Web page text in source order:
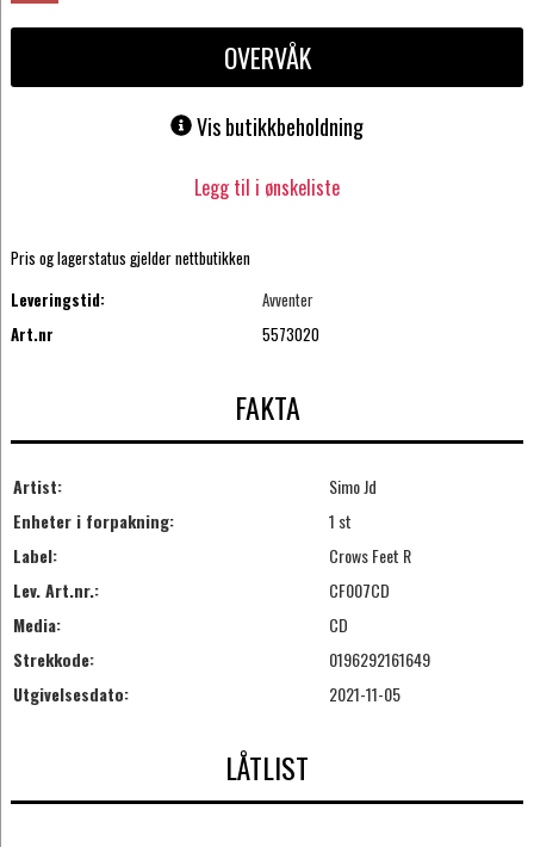
OVERVÅK
Vis butikkbeholdning
Legg til i ønskeliste
Pris og lagerstatus gjelder nettbutikken
Leveringstid:
Avventer
Art.nr
5573020
FAKTA
Artist:
Simo Jd
Enheter i forpakning:
1 st
Label:
Crows Feet R
Lev. Art.nr.:
CF007CD
Media:
CD
Strekkode:
0196292161649
Utgivelsesdato:
2021-11-05
LÅTLIST